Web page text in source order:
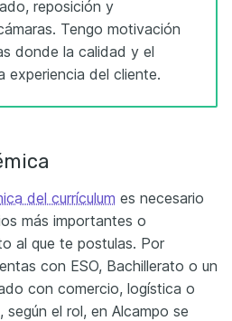
reposición y
Tengo motivación
donde la calidad y el
experiencia del cliente.
del currículum es necesario
más importantes o
al que te postulas. Por
con ESO, Bachillerato o un
con comercio, logística o
según el rol, en Alcampo se